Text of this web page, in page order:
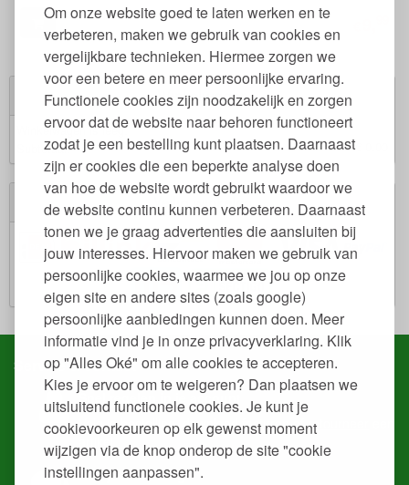
Om onze website goed te laten werken en te
verbeteren, maken we gebruik van cookies en
vergelijkbare technieken. Hiermee zorgen we
voor een betere en meer persoonlijke ervaring.
Functionele cookies zijn noodzakelijk en zorgen
ervoor dat de website naar behoren functioneert
zodat je een bestelling kunt plaatsen. Daarnaast
zijn er cookies die een beperkte analyse doen
van hoe de website wordt gebruikt waardoor we
de website continu kunnen verbeteren. Daarnaast
tonen we je graag advertenties die aansluiten bij
jouw interesses. Hiervoor maken we gebruik van
persoonlijke cookies, waarmee we jou op onze
eigen site en andere sites (zoals google)
persoonlijke aanbiedingen kunnen doen. Meer
informatie vind je in onze privacyverklaring. Klik
op "Alles Oké" om alle cookies te accepteren.
Kies je ervoor om te weigeren? Dan plaatsen we
uitsluitend functionele cookies. Je kunt je
cookievoorkeuren op elk gewenst moment
wijzigen via de knop onderop de site "cookie
instellingen aanpassen".
Winkelwagen
Winkelwagen is leeg.
Subtotaal:
Veilig winkelen
Service & contact
Snel regelen in je account
Volg jebestelling, downloadfacturenofretourneer
artikel.
Heb je ons nodig?